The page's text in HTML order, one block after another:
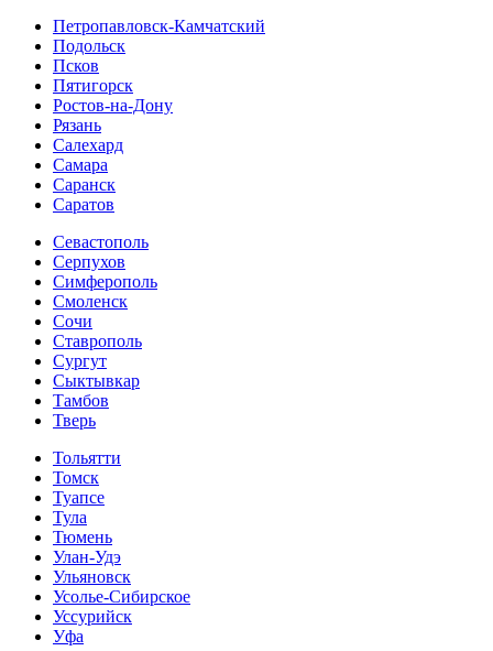
Петропавловск-Камчатский
Подольск
Псков
Пятигорск
Ростов-на-Дону
Рязань
Салехард
Самара
Саранск
Саратов
Севастополь
Серпухов
Симферополь
Смоленск
Сочи
Ставрополь
Сургут
Сыктывкар
Тамбов
Тверь
Тольятти
Томск
Туапсе
Тула
Тюмень
Улан-Удэ
Ульяновск
Усолье-Сибирское
Уссурийск
Уфа